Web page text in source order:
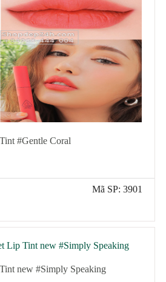
#Gentle Coral
Mã SP: 3901
new #Simply Speaking